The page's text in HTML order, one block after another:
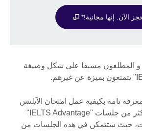
الآن. إنها مجانية!*
و المطلعون مسبقا على شكل وصيغة
تامة بكيفية عمل امتحان الآيلتس
عبر حضور جلسة أو أكثر من جلسات "IELTS Advantage"
حيث ستتمكن في هذه الجلسات من